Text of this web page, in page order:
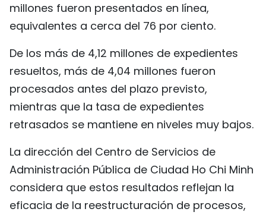
millones fueron presentados en línea,
equivalentes a cerca del 76 por ciento.
De los más de 4,12 millones de expedientes
resueltos, más de 4,04 millones fueron
procesados antes del plazo previsto,
mientras que la tasa de expedientes
retrasados se mantiene en niveles muy bajos.
La dirección del Centro de Servicios de
Administración Pública de Ciudad Ho Chi Minh
considera que estos resultados reflejan la
eficacia de la reestructuración de procesos,